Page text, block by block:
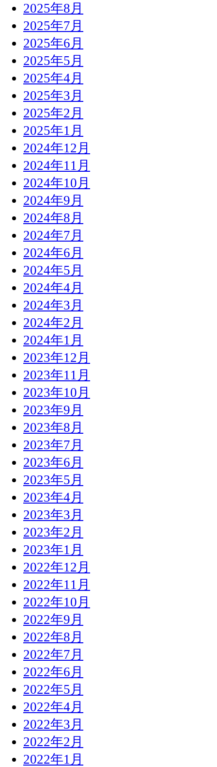
2025年8月
2025年7月
2025年6月
2025年5月
2025年4月
2025年3月
2025年2月
2025年1月
2024年12月
2024年11月
2024年10月
2024年9月
2024年8月
2024年7月
2024年6月
2024年5月
2024年4月
2024年3月
2024年2月
2024年1月
2023年12月
2023年11月
2023年10月
2023年9月
2023年8月
2023年7月
2023年6月
2023年5月
2023年4月
2023年3月
2023年2月
2023年1月
2022年12月
2022年11月
2022年10月
2022年9月
2022年8月
2022年7月
2022年6月
2022年5月
2022年4月
2022年3月
2022年2月
2022年1月